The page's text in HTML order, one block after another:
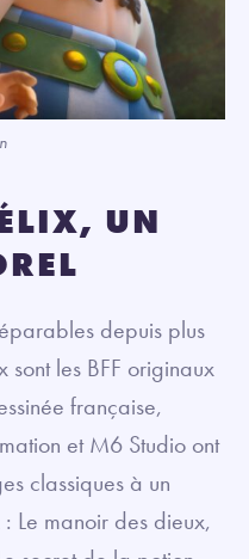
UN
depuis plus
les BFF originaux
française,
et M6 Studio ont
classiques à un
Le manoir des dieux,